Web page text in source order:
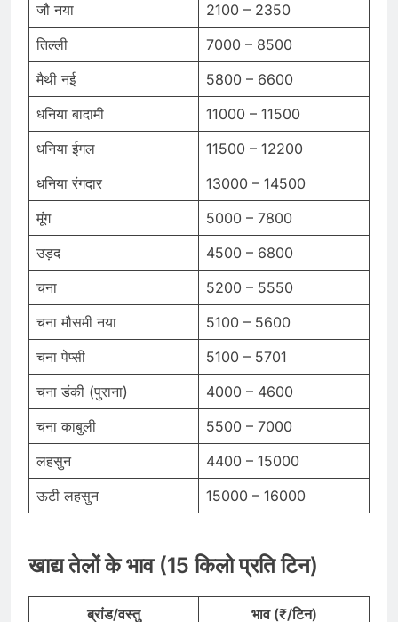
जौ नया
2100 – 2350
तिल्ली
7000 – 8500
मैथी नई
5800 – 6600
धनिया बादामी
11000 – 11500
धनिया ईगल
11500 – 12200
धनिया रंगदार
13000 – 14500
मूंग
5000 – 7800
उड़द
4500 – 6800
चना
5200 – 5550
चना मौसमी नया
5100 – 5600
चना पेप्सी
5100 – 5701
चना डंकी (पुराना)
4000 – 4600
चना काबुली
5500 – 7000
लहसुन
4400 – 15000
ऊटी लहसुन
15000 – 16000
खाद्य तेलों के भाव (15 किलो प्रति टिन)
ब्रांड/वस्तु भाव (₹/टिन)